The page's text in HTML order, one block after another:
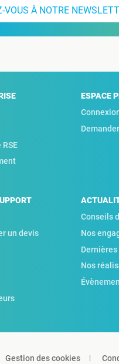
VOUS À NOTRE
ESPACE
un devis
Conseils
Nos
Nos
Gestion des cookies